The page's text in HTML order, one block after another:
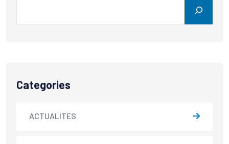
Categories
ACTUALITES